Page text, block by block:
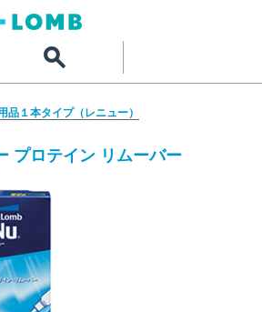
品１本タイプ（レニュー）
プロテイン リムーバー